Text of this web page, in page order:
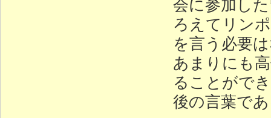
ろえてリン
を言う必要
あまりにも
ることがで
後の言葉で